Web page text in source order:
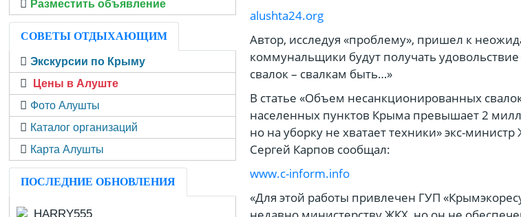
alushta24.org
Автор, исследуя «проблему», пришел к
коммунальщики будут получать
свалок – свалкам быть…»
В статье «Объем несанкционированных
населенных пунктов Крыма превышает 2
но на уборку не хватает техники» экс-
Сергей Карпов сообщал:
www.c-inform.info
«Для этой работы привлечен ГУП
Разместить объявление
СОВЕТЫ ОТДЫХАЮЩИМ
Экскурсии по Крыму
Цены в Алуште
Фото Алушты
Каталог организаций
Карта Алушты
ПОСЛЕДНИЕ ОБНОВЛЕНИЯ
HARRY555